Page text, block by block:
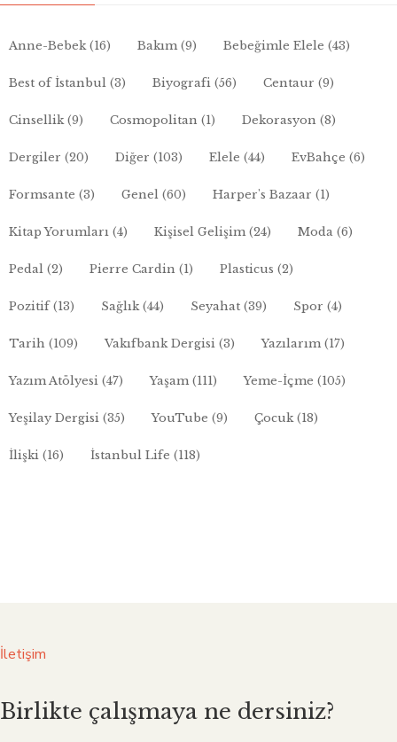
Anne-Bebek(16) Bakım(9) Bebeğimle Elele (43)
Best of İstanbul (3) Biyografi (56) Centaur (9)
Cinsellik(9) Cosmopolitan (1) Dekorasyon (8)
Dergiler (20) Diğer (103) Elele (44) EvBahçe (6)
Formsante (3) Genel (60) Harper's Bazaar (1)
Kitap Yorumları (4) Kişisel Gelişim(24) Moda (6)
Pedal (2) Pierre Cardin (1) Plasticus (2)
Pozitif(13) Sağlık(44) Seyahat (39) Spor (4)
Tarih (109) Vakıfbank Dergisi (3) Yazılarım(17)
Yazım Atölyesi (47) Yaşam(111) Yeme-İçme (105)
Yeşilay Dergisi (35) YouTube (9) Çocuk(18)
İlişki (16) İstanbul Life (118)
İletişim
Birlikte çalışmaya ne dersiniz?